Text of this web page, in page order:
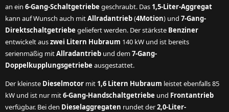
an ein 6-Gang-Schaltgetriebe geschraubt. Das 1,5-Liter-Aggregat
kann auf Wunsch auch mitAllradantrieb(4Motion) und 7-Gang-
Direktschaltgetriebe geliefert werden. Der stärkste Benziner
entwickelt auszwei Litern Hubraum 140 kW und ist bereits
serienmäßig mitAllradantrieb und dem7-Gang-
Doppelkupplungsgetriebe ausgestattet.
Der kleinste Dieselmotor mit 1,6 Litern Hubraum leistet ebenfalls 85
kW und ist nur mit6-Gang-Handschaltgetriebe und Frontantrieb
verfügbar. Bei den Dieselaggregaten rundet der2,0-Liter-